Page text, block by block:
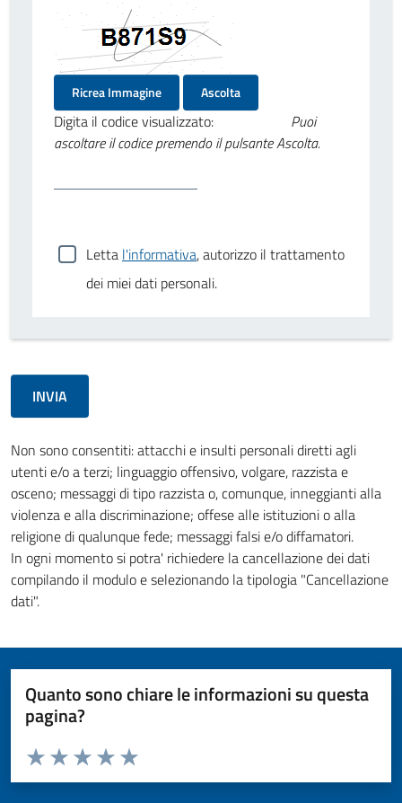
Ricrea Immagine Ascolta
Digita il codice visualizzato:
Puoi
ascoltare il codice premendo il pulsante Ascolta.
Letta l'informativa, autorizzo il trattamento
dei miei dati personali.
Non sono consentiti: attacchi e insulti personali diretti agli
utenti e/o a terzi; linguaggio offensivo, volgare, razzista e
osceno; messaggi di tipo razzista o, comunque, inneggianti alla
violenza e alla discriminazione; offese alle istituzioni o alla
religione di qualunque fede; messaggi falsi e/o diffamatori.
In ogni momento si potra' richiedere la cancellazione dei dati
compilando il modulo e selezionando la tipologia "Cancellazione
dati".
Quanto sono chiare le informazioni su questa
pagina?
Valuta da 1 a 5 stelle la pagina
Valuta 5 stelle su 5
Valuta 4 stelle su 5
Valuta 3 stelle su 5
Valuta 2 stelle su 5
Valuta 1 stelle su 5